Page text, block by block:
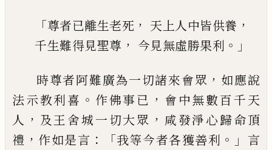
「尊者已離生老死 ， 天上人中皆供養 ，
千生難得見聖尊 ， 今見無虛勝果利 。」
時尊者阿難廣為一切諸來會眾 ， 如應說
法示教利喜 。 作佛事已 ， 會中無數百千天
人 ， 及 王舍城一切大眾 ， 咸發淨心歸命頂
禮 ， 作如是言 ：「我等今者各獲善利 。」 言